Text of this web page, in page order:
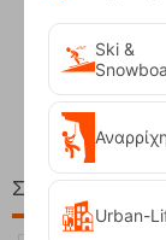
Compact
Στη ίδια Τιμή!
Ski &
Urban-